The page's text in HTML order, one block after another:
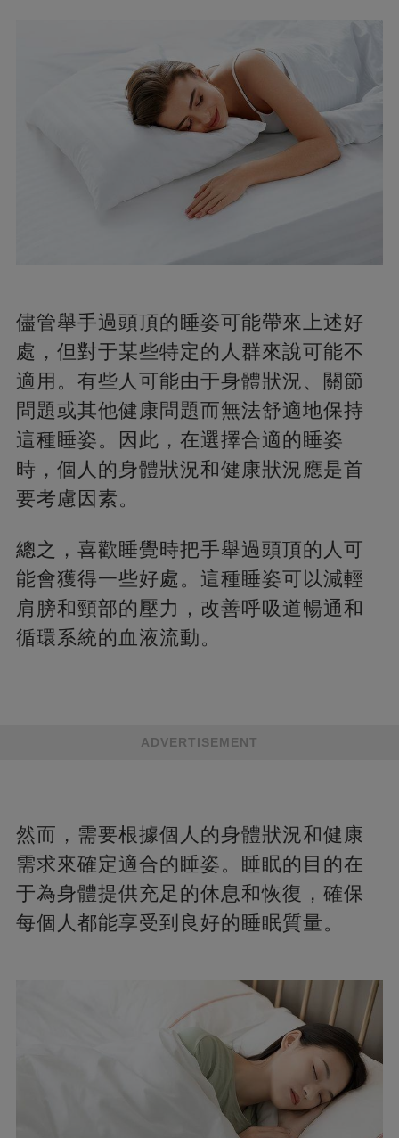
儘管舉手過頭頂的睡姿可能帶來上述好
處，但對于某些特定的人群來說可能不
適用。有些人可能由于身體狀況、關節
問題或其他健康問題而無法舒適地保持
這種睡姿。因此，在選擇合適的睡姿
時，個人的身體狀況和健康狀況應是首
要考慮因素。
總之，喜歡睡覺時把手舉過頭頂的人可
能會獲得一些好處。這種睡姿可以減輕
肩膀和頸部的壓力，改善呼吸道暢通和
循環系統的血液流動。
ADVERTISEMENT
然而，需要根據個人的身體狀況和健康
需求來確定適合的睡姿。睡眠的目的在
于為身體提供充足的休息和恢復，確保
每個人都能享受到良好的睡眠質量。